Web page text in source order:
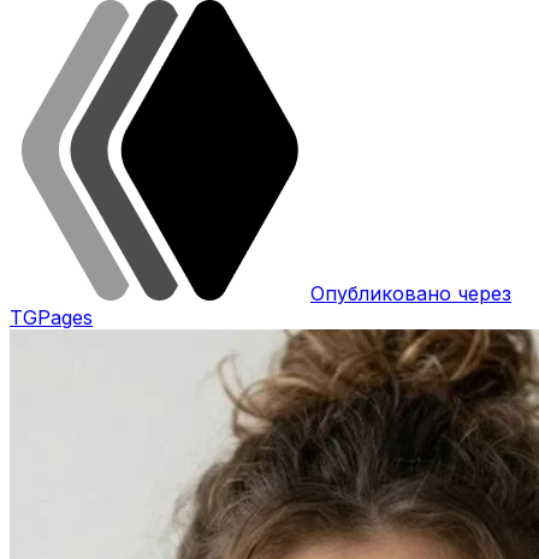
Опубликовано через
TGPages